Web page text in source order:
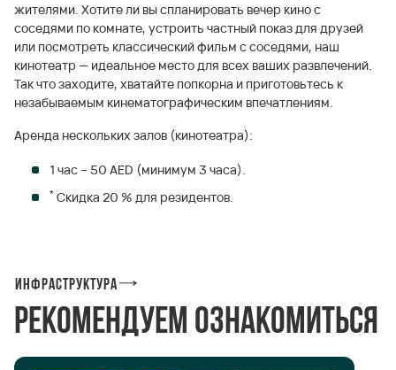
жителями. Хотите ли вы спланировать вечер кино с
соседями по комнате, устроить частный показ для друзей
или посмотреть классический фильм с соседями, наш
кинотеатр — идеальное место для всех ваших развлечений.
Так что заходите, хватайте попкорна и приготовьтесь к
незабываемым кинематографическим впечатлениям.
Аренда нескольких залов (кинотеатра):
1 час – 50 AED (минимум 3 часа).
* Скидка 20 % для резидентов.
Инфраструктура
Рекомендуем ознакомиться